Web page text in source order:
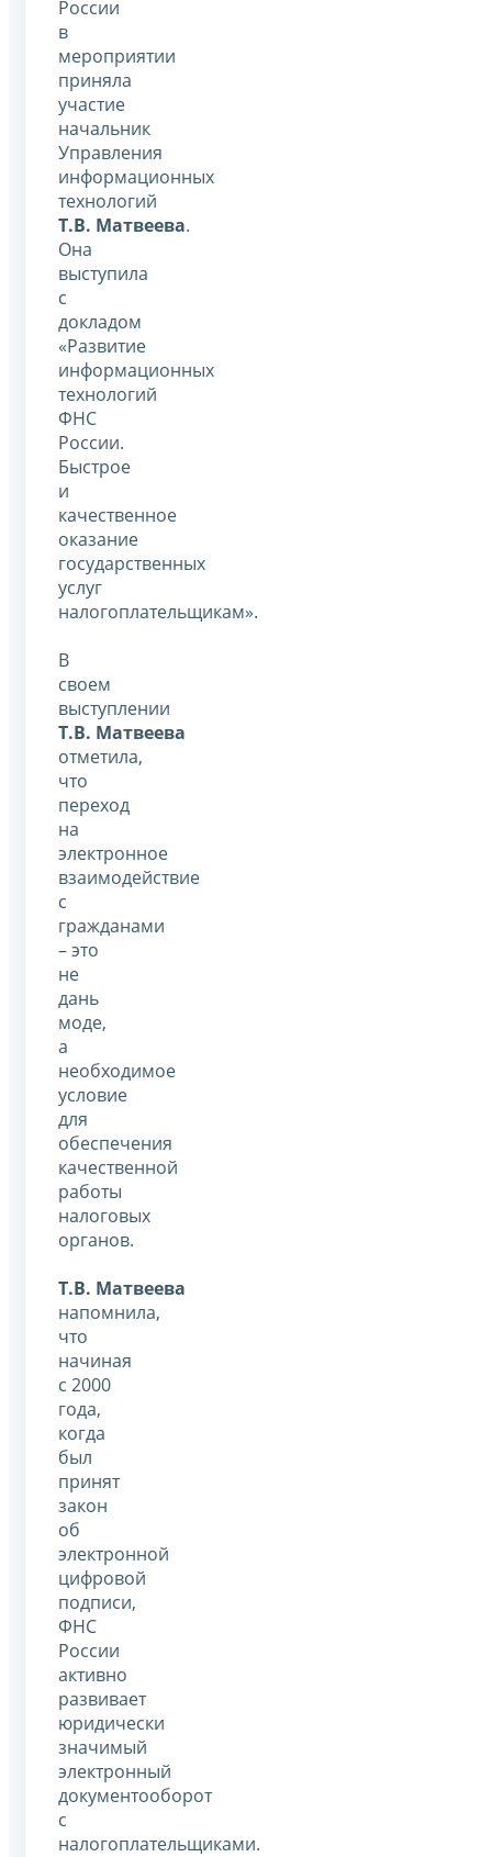
России
в
мероприятии
приняла
участие
начальник
Управления
информационных
технологий
Т.В. Матвеева.
Она
выступила
с
докладом
«Развитие
информационных
технологий
ФНС
России.
Быстрое
и
качественное
оказание
государственных
услуг
налогоплательщикам».
В
своем
выступлении
Т.В. Матвеева
отметила,
что
переход
на
электронное
взаимодействие
с
гражданами
– это
не
дань
моде,
а
необходимое
условие
для
обеспечения
качественной
работы
налоговых
органов.
Т.В. Матвеева
напомнила,
что
начиная
с 2000
года,
когда
был
принят
закон
об
электронной
цифровой
подписи,
ФНС
России
активно
развивает
юридически
значимый
электронный
документооборот
с
налогоплательщиками.